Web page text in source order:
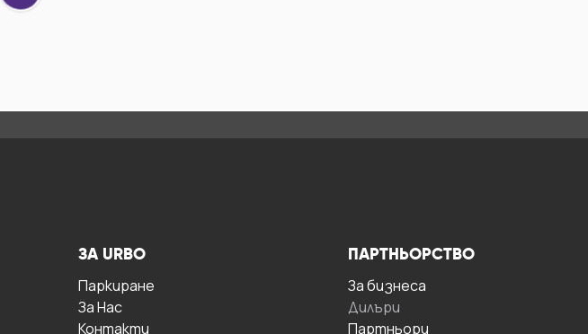
ЗА URBO
Паркиране
За Hас
Контакти
ПАРТНЬОРСТВО
За бизнесa
Дилъри
Партньори